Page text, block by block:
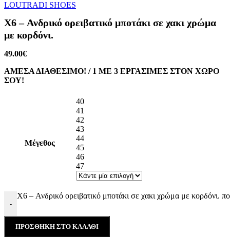
LOUTRADI SHOES
X6 – Ανδρικό ορειβατικό μποτάκι σε χακι χρώμα
με κορδόνι.
49.00€
ΑΜΕΣΑ ΔΙΑΘΕΣΙΜΟ! / 1 ΜΕ 3 ΕΡΓΑΣΙΜΕΣ ΣΤΟΝ ΧΩΡΟ
ΣΟΥ!
Μέγεθος
40
41
42
43
44
45
46
47
-
X6 – Ανδρικό ορειβατικό μποτάκι σε χακι χρώμα με κορδόνι.
ΠΡΟΣΘΉΚΗ ΣΤΟ ΚΑΛΆΘΙ